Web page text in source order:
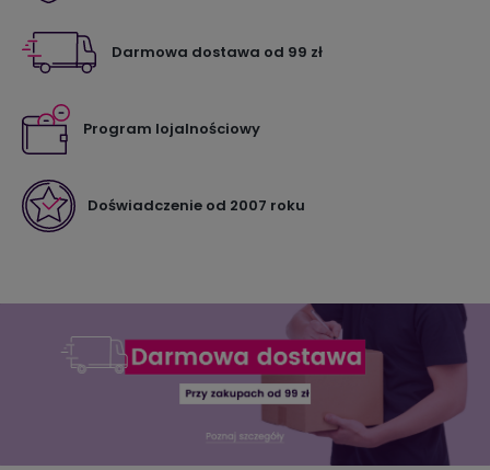
Darmowa dostawa od 99 zł
Program lojalnościowy
Doświadczenie od 2007 roku